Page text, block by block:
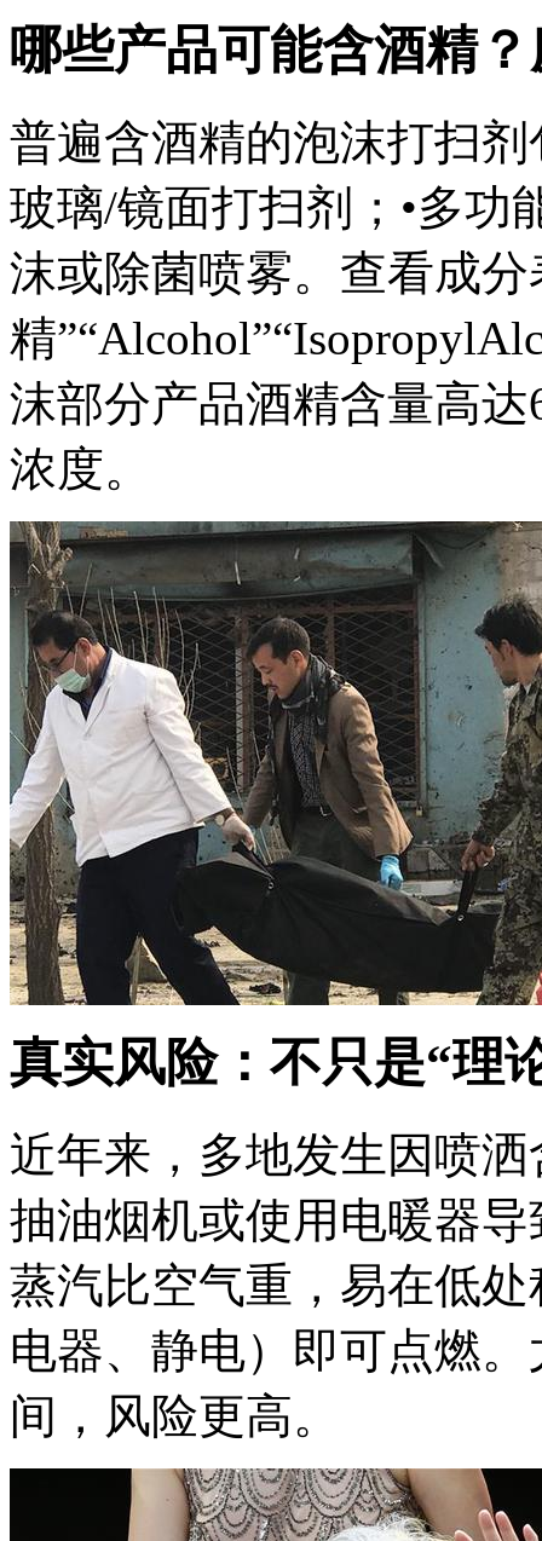
哪些产品可能含酒精
普遍含酒精的泡沫打扫
玻璃/镜面打扫剂；•多功
沫或除菌喷雾。查看成
精
沫部分产品酒精含量高
浓度。
真实风险：不只是“理
近年来，多地发生因喷
抽油烟机或使用电暖器
蒸汽比空气重，易在低
电器、静电）即可点燃
间，风险更高。